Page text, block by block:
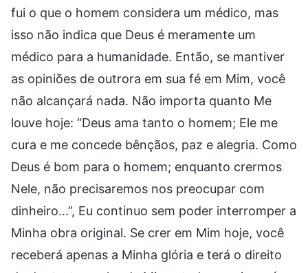
fui o que o homem considera um médico, mas
isso não indica que Deus é meramente um
médico para a humanidade. Então, se mantiver
as opiniões de outrora em sua fé em Mim, você
não alcançará nada. Não importa quanto Me
louve hoje: “Deus ama tanto o homem; Ele me
cura e me concede bênçãos, paz e alegria. Como
Deus é bom para o homem; enquanto crermos
Nele, não precisaremos nos preocupar com
dinheiro…”, Eu continuo sem poder interromper a
Minha obra original. Se crer em Mim hoje, você
receberá apenas a Minha glória e terá o direito